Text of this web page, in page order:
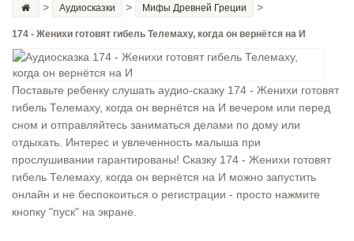
> Аудиосказки > Мифы Древней Греции >
174 - Женихи готовят гибель Телемаху, когда он вернётся на И
Поставьте ребенку слушать аудио-сказку 174 - Женихи готовят
гибель Телемаху, когда он вернётся на И вечером или перед
сном и отправляйтесь заниматься делами по дому или
отдыхать. Интерес и увлеченность малыша при
прослушивании гарантированы! Сказку 174 - Женихи готовят
гибель Телемаху, когда он вернётся на И можно запустить
онлайн и не беспокоиться о регистрации - просто нажмите
кнопку "пуск" на экране.